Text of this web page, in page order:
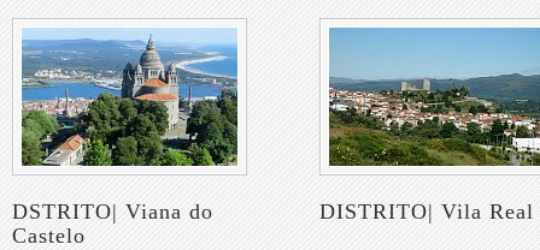
DSTRITO| Viana do
Castelo
DISTRITO| Vila Real